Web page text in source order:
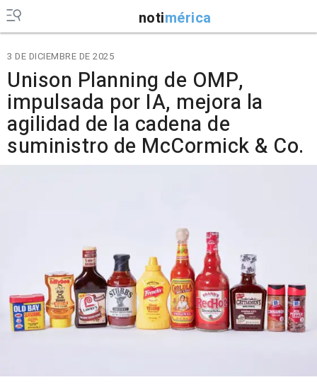
notimérica
3 DE DICIEMBRE DE 2025
Unison Planning de OMP,
impulsada por IA, mejora la
agilidad de la cadena de
suministro de McCormick & Co.